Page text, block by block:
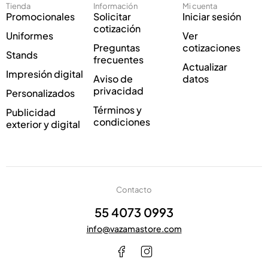
n
i
o
C
r
r
o
n
i
c
o
*
Tienda
Promocionales
Uniformes
Stands
Impresión digital
Personalizados
Publicidad
exterior y digital
Información
Solicitar
cotización
Preguntas
frecuentes
Aviso de
privacidad
Términos y
condiciones
Mi cuenta
Iniciar sesión
Ver
cotizaciones
Actualizar
datos
Contacto
55 4073 0993
info@vazamastore.com